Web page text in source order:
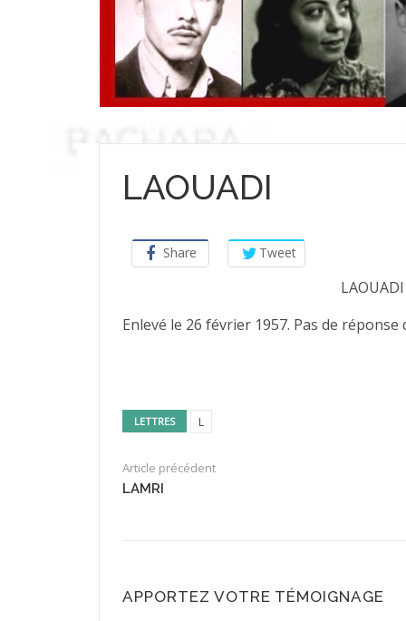
LAOUADI
Share Tweet
Enlevé le 26 février 1957. Pas de réponse
LETTRES L
Article précédent
LAMRI
APPORTEZ VOTRE TÉMOIGNAGE